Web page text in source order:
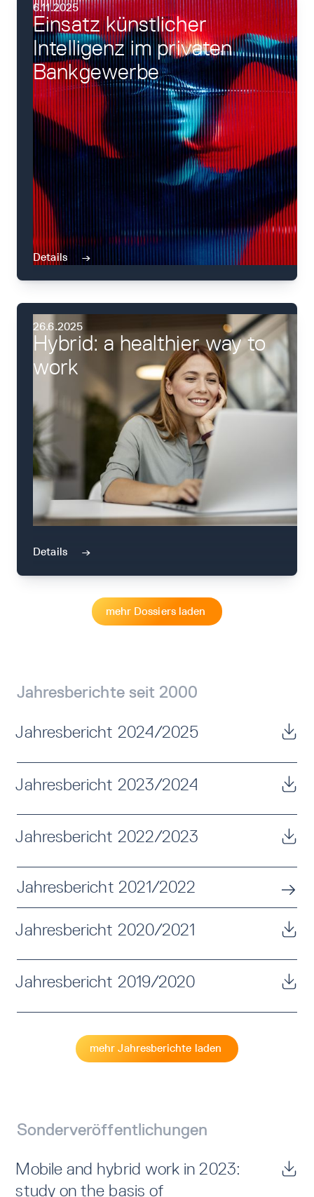
6.11.2025
Einsatz künstlicher
Intelligenz im privaten
Bankgewerbe
Details →
26.6.2025
Hybrid: a healthier way to
work
Details →
mehr Dossiers laden
Jahresberichte seit 2000
Jahresbericht 2024/2025
Jahresbericht 2023/2024
Jahresbericht 2022/2023
Jahresbericht 2021/2022
Jahresbericht 2020/2021
Jahresbericht 2019/2020
mehr Jahresberichte laden
Sonder­veröffent­lichungen
Mobile and hybrid work in 2023:
study on the basis of